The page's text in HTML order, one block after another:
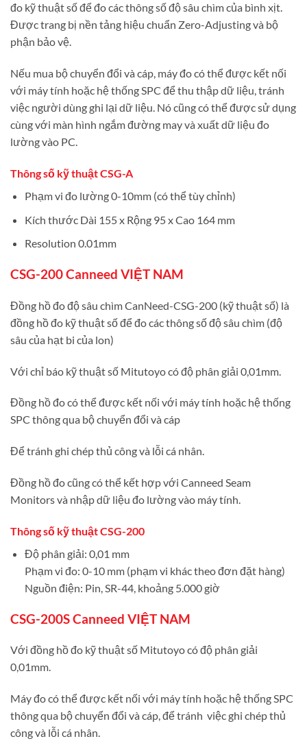
đo kỹ thuật số để đo các thông số độ sâu chìm của bình xịt.
Được trang bị nền tảng hiệu chuẩn Zero-Adjusting và bộ
phận bảo vệ.
Nếu mua bộ chuyển đổi và cáp, máy đo có thể được kết nối
với máy tính hoặc hệ thống SPC để thu thập dữ liệu, tránh
việc người dùng ghi lại dữ liệu. Nó cũng có thể được sử dụng
cùng với màn hình ngắm đường may và xuất dữ liệu đo
lường vào PC.
Thông số kỹ thuật CSG-A
Phạm vi đo lường 0-10mm (có thể tùy chỉnh)
Kích thước Dài 155 x Rộng 95 x Cao 164 mm
Resolution 0.01mm
CSG-200 Canneed VIỆT NAM
Đồng hồ đo độ sâu chìm CanNeed-CSG-200 (kỹ thuật số) là
đồng hồ đo kỹ thuật số để đo các thông số độ sâu chìm (độ
sâu của hạt bi của lon)
Với chỉ báo kỹ thuật số Mitutoyo có độ phân giải 0,01mm.
Đồng hồ đo có thể được kết nối với máy tính hoặc hệ thống
SPC thông qua bộ chuyển đổi và cáp
Để tránh ghi chép thủ công và lỗi cá nhân.
Đồng hồ đo cũng có thể kết hợp với Canneed Seam
Monitors và nhập dữ liệu đo lường vào máy tính.
Thông số kỹ thuật CSG-200
Độ phân giải: 0,01 mm
Phạm vi đo: 0-10 mm (phạm vi khác theo đơn đặt hàng)
Nguồn điện: Pin, SR-44, khoảng 5.000 giờ
CSG-200S Canneed VIỆT NAM
Với đồng hồ đo kỹ thuật số Mitutoyo có độ phân giải
0,01mm.
Máy đo có thể được kết nối với máy tính hoặc hệ thống SPC
thông qua bộ chuyển đổi và cáp, để tránh việc ghi chép thủ
công và lỗi cá nhân.